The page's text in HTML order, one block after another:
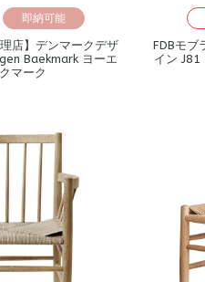
即納可能
店】デンマークデザ
Baekmark ヨーエ
マーク
FDBモブ
イン J81